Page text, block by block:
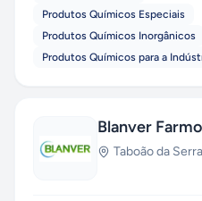
Produtos Químicos Especiais
Produtos Químicos Inorgânicos
Produtos Químicos para a
Blanver
Taboão da Serra